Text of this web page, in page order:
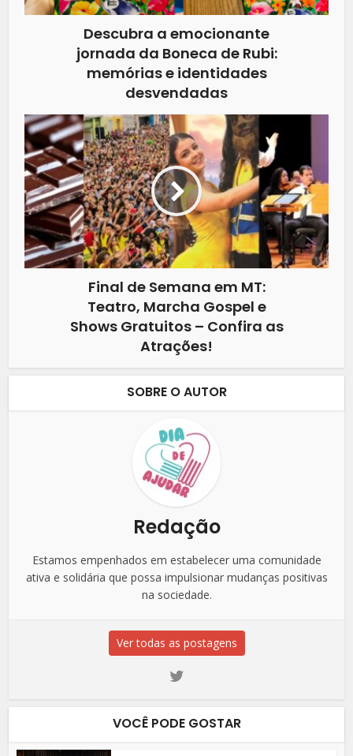
Descubra a emocionante
jornada da Boneca de Rubi:
memórias e identidades
desvendadas
Final de Semana em MT:
Teatro, Marcha Gospel e
Shows Gratuitos – Confira as
Atrações!
SOBRE O AUTOR
Redação
Estamos empenhados em estabelecer uma comunidade
ativa e solidária que possa impulsionar mudanças positivas
na sociedade.
Ver todas as postagens
VOCÊ PODE GOSTAR